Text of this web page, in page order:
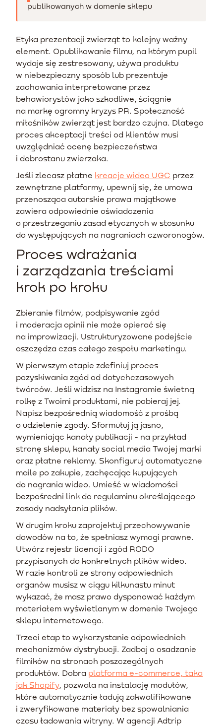
publikowanych w domenie sklepu
Etyka prezentacji zwierząt to kolejny ważny
element. Opublikowanie filmu, na którym pupil
wydaje się zestresowany, używa produktu
w niebezpieczny sposób lub prezentuje
zachowania interpretowane przez
behawiorystów jako szkodliwe, ściągnie
na markę ogromny kryzys PR. Społeczność
miłośników zwierząt jest bardzo czujna. Dlatego
proces akceptacji treści od klientów musi
uwzględniać ocenę bezpieczeństwa
i dobrostanu zwierzaka.
Jeśli zlecasz płatne kreacje wideo UGC przez
zewnętrzne platformy, upewnij się, że umowa
przenosząca autorskie prawa majątkowe
zawiera odpowiednie oświadczenia
o przestrzeganiu zasad etycznych w stosunku
do występujących na nagraniach czworonogów.
Proces wdrażania
i zarządzania treściami
krok po kroku
Zbieranie filmów, podpisywanie zgód
i moderacja opinii nie może opierać się
na improwizacji. Ustrukturyzowane podejście
oszczędza czas całego zespołu marketingu.
W pierwszym etapie zdefiniuj proces
pozyskiwania zgód od dotychczasowych
twórców. Jeśli widzisz na Instagramie świetną
rolkę z Twoimi produktami, nie pobieraj jej.
Napisz bezpośrednią wiadomość z prośbą
o udzielenie zgody. Sformułuj ją jasno,
wymieniając kanały publikacji - na przykład
stronę sklepu, kanały social media Twojej marki
oraz płatne reklamy. Skonfiguruj automatyczne
maile po zakupie, zachęcając kupujących
do nagrania wideo. Umieść w wiadomości
bezpośredni link do regulaminu określającego
zasady nadsyłania plików.
W drugim kroku zaprojektuj przechowywanie
dowodów na to, że spełniasz wymogi prawne.
Utwórz rejestr licencji i zgód RODO
przypisanych do konkretnych plików wideo.
W razie kontroli ze strony odpowiednich
organów musisz w ciągu kilkunastu minut
wykazać, że masz prawo dysponować każdym
materiałem wyświetlanym w domenie Twojego
sklepu internetowego.
Trzeci etap to wykorzystanie odpowiednich
mechanizmów dystrybucji. Zadbaj o osadzanie
filmików na stronach poszczególnych
produktów. Dobra platforma e-commerce, taka
jak Shopify, pozwala na instalację modułów,
które automatycznie ładują zakwalifikowane
i zweryfikowane materiały bez spowalniania
czasu ładowania witryny. W agencji Adtrip